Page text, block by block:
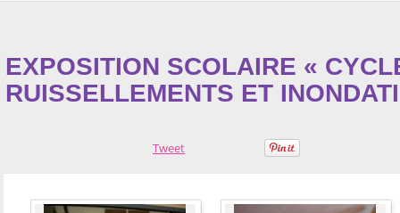
EXPOSITION SCOLAIRE «
RUISSELLEMENTS ET
Tweet